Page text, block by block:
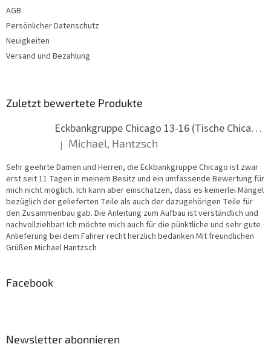
AGB
Persönlicher Datenschutz
Neuigkeiten
Versand und Bezahlung
Zuletzt bewertete Produkte
Eckbankgruppe Chicago 13-16 (Tische Chicago)
Die Produktbewertung beträgt 5 von 5 Sternen.
| Michael, Hantzsch
Sehr geehrte Damen und Herren, die Eckbankgruppe Chicago ist zwar
erst seit 11 Tagen in meinem Besitz und ein umfassende Bewertung für
mich nicht möglich. Ich kann aber einschätzen, dass es keinerlei Mängel
bezüglich der gelieferten Teile als auch der dazugehörigen Teile für
den Zusammenbau gab. Die Anleitung zum Aufbau ist verständlich und
nachvollziehbar! Ich möchte mich auch für die pünktliche und sehr gute
Anlieferung bei dem Fahrer recht herzlich bedanken Mit freundlichen
Grüßen Michael Hantzsch
Facebook
Newsletter abonnieren